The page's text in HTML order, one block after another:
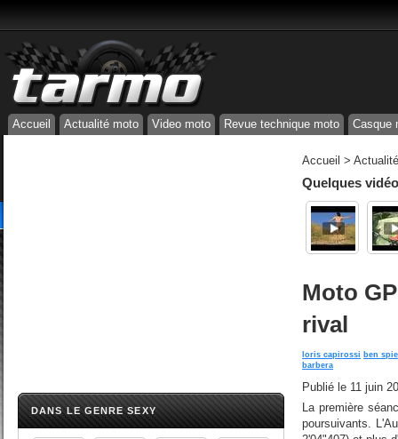
Accueil Actualité moto Video moto Revue technique moto Casque
DANS LE GENRE SEXY
Accueil >
Quelques
Moto
rival
loris capirossi ben
barbera
Publié le 11 juin
La première
poursuivants.